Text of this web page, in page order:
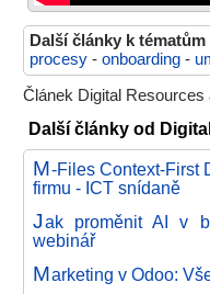
Další články k tématům
procesy - onboarding -
Článek Digital
Další články od
M-Files Context-First
firmu - ICT snídaně
Jak proměnit AI v
webinář
Marketing v Odoo: